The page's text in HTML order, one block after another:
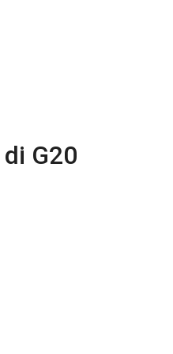
G20